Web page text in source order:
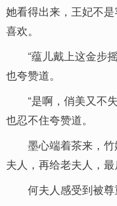
她看得出来，王妃不
喜欢。
“蕴儿戴上这金步
也夸赞道。
“是啊，俏美又不
也忍不住夸赞道。
墨心端着茶来，
夫人，再给老夫人，最
何夫人感受到被尊